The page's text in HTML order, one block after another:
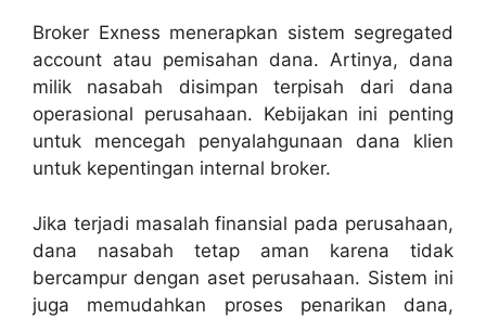
Broker Exness menerapkan sistem segregated
account atau pemisahan dana. Artinya, dana
milik nasabah disimpan terpisah dari dana
operasional perusahaan. Kebijakan ini penting
untuk mencegah penyalahgunaan dana klien
untuk kepentingan internal broker.
Jika terjadi masalah finansial pada perusahaan,
dana nasabah tetap aman karena tidak
bercampur dengan aset perusahaan. Sistem ini
juga memudahkan proses penarikan dana,